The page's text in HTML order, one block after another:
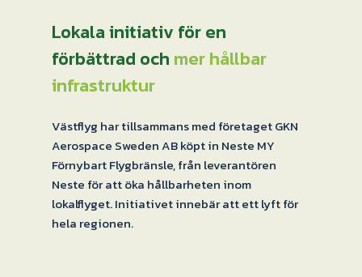
Lokala initiativ för en
förbättrad och mer hållbar
infrastruktur
Västflyg har tillsammans med företaget GKN
Aerospace Sweden AB köpt in Neste MY
Förnybart Flygbränsle, från leverantören
Neste för att öka hållbarheten inom
lokalflyget. Initiativet innebär att ett lyft för
hela regionen.